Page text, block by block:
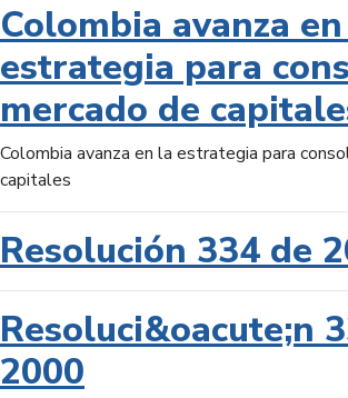
Colombia avanza
estrategia para
mercado de
Colombia avanza en la estrategia para
capitales
Resolución 334 de
Resoluci&oacute;n
2000